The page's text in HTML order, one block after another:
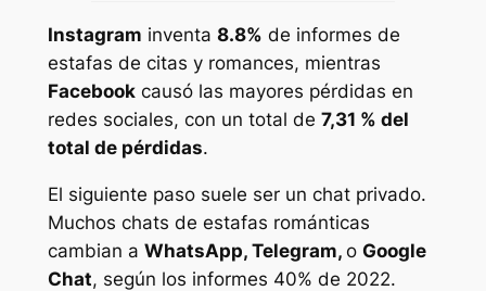
Instagram inventa 8.8% de informes de
estafas de citas y romances, mientras
Facebookcausó las mayores pérdidas en
redes sociales, con un total de 7,31 % del
total de pérdidas.
El siguiente paso suele ser un chat privado.
Muchos chats de estafas románticas
cambian a WhatsApp, Telegram, o Google
Chat, según los informes 40% de 2022.